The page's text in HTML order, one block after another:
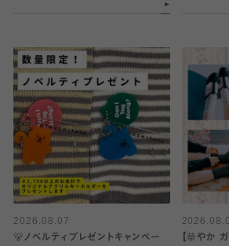
2026.08.07
🐻ノベルティプレゼントキャンペー
【華やか